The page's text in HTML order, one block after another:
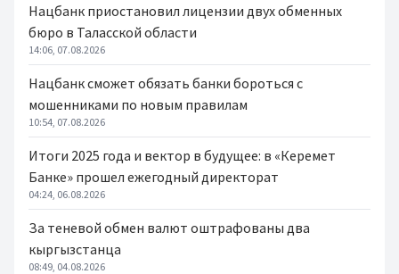
Нацбанк приостановил лицензии двух обменных
бюро в Таласской области
14:06, 07.08.2026
Нацбанк сможет обязать банки бороться с
мошенниками по новым правилам
10:54, 07.08.2026
Итоги 2025 года и вектор в будущее: в «Керемет
Банке» прошел ежегодный директорат
04:24, 06.08.2026
За теневой обмен валют оштрафованы два
кыргызстанца
08:49, 04.08.2026